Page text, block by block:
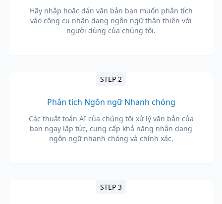
Hãy nhập hoặc dán văn bản bạn muốn phân tích
vào công cụ nhận dạng ngôn ngữ thân thiện với
người dùng của chúng tôi.
STEP 2
Phân tích Ngôn ngữ Nhanh chóng
Các thuật toán AI của chúng tôi xử lý văn bản của
bạn ngay lập tức, cung cấp khả năng nhận dạng
ngôn ngữ nhanh chóng và chính xác.
STEP 3